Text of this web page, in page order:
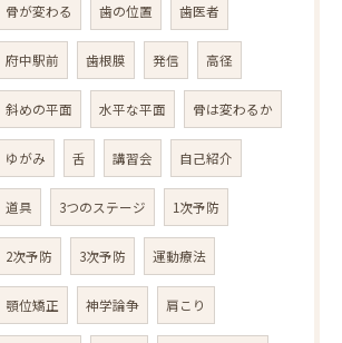
骨が変わる 歯の位置 歯医者
府中駅前 歯根膜 発信 高径
斜めの平面 水平な平面 骨は変わるか
ゆがみ 舌 講習会 自己紹介
道具 3つのステージ 1次予防
2次予防 3次予防 運動療法
顎位矯正 神学論争 肩こり